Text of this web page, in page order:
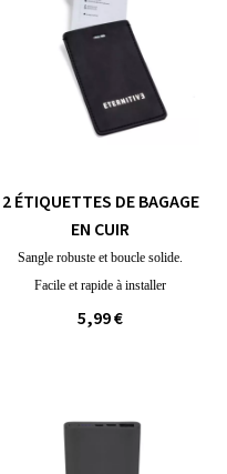
2 ÉTIQUETTES DE BAGAGE
EN CUIR
Sangle robuste et boucle solide.
Facile et rapide à installer
5,99 €